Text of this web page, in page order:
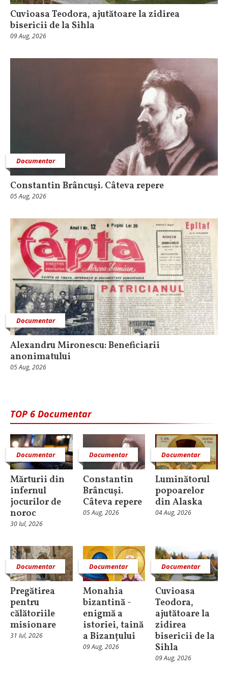
Cuvioasa Teodora, ajutătoare la zidirea
bisericii de la Sihla
09 Aug, 2026
Documentar
Constantin Brâncuși. Câteva repere
05 Aug, 2026
Documentar
Alexandru Mironescu: Beneficiarii
anonimatului
05 Aug, 2026
TOP 6 Documentar
Documentar
Mărturii din
infernul
jocurilor de
noroc
30 Iul, 2026
Documentar
Constantin
Brâncuși.
Câteva repere
05 Aug, 2026
Documentar
Luminătorul
popoarelor
din Alaska
04 Aug, 2026
Documentar
Pregătirea
pentru
călătoriile
misionare
31 Iul, 2026
Documentar
Monahia
bizantină -
enigmă a
istoriei, taină
a Bizanțului
09 Aug, 2026
Documentar
Cuvioasa
Teodora,
ajutătoare la
zidirea
bisericii de la
Sihla
09 Aug, 2026